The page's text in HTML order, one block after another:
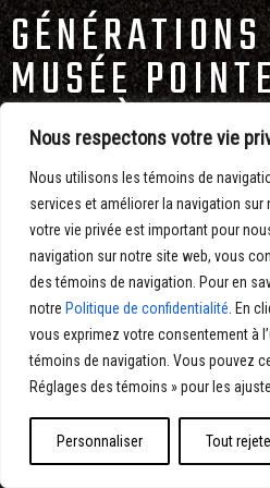
Nous respectons votre vie
Nous utilisons les témoins de
services et améliorer la navigation sur
votre vie privée est important pour
navigation sur notre site web, vous
des témoins de navigation. Pour en
notre Politique de confidentialité . En
vous exprimez votre consentement à
témoins de navigation. Vous pouvez
Réglages des témoins » pour les
Personnaliser Tout
MUSÉE
CALLIÈRE
TKNL
Production du contenu vidéo du
au Musée Pointe-à-Callière.
Projetée sur une installation
le spectacle, la vidéo retrace
récits de 6 personnages. Pour la
mélange de tournage, de
2D, 3D et d’illustrations.